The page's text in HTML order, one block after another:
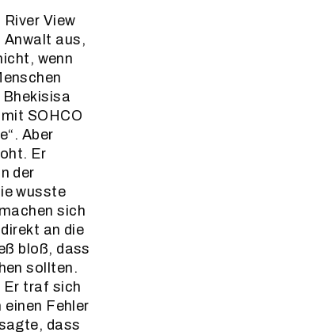
View
Anwalt aus,
wenn
SOHCO
Aber
Er
der
wusste
sich
an die
bloß, dass
sollten.
Er traf sich
Fehler
dass